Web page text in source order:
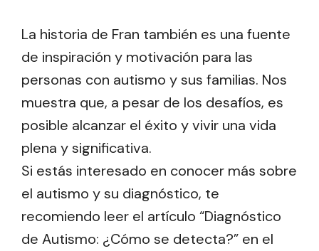
La historia de Fran también es una fuente
de inspiración y motivación para las
personas con autismo y sus familias. Nos
muestra que, a pesar de los desafíos, es
posible alcanzar el éxito y vivir una vida
plena y significativa.
Si estás interesado en conocer más sobre
el autismo y su diagnóstico, te
recomiendo leer el artículo “Diagnóstico
de Autismo: ¿Cómo se detecta?” en el